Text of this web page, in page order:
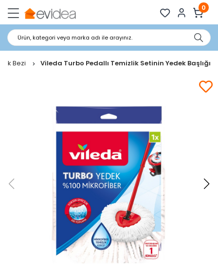
0
Ürün, kategori veya marka adı ile arayınız.
Bezi Vileda Turbo Pedallı Temizlik Setinin Yedek Başlığı